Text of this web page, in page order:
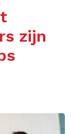
zijn